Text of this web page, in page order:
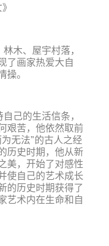
木、屋宇村落，
了画家热爱大自
。
己的生活信条，
艰苦，他依然取前
无法”的古人之经
历史时期，他从新
美，开始了对感性
使自己的艺术成长
的历史时期获得了
艺术内在生命和自